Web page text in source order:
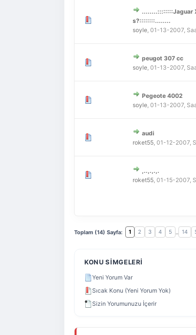
........::::::::Jaguar
s?::::::::........
soyle, 01-13-2007,
Derecelendirme:
peugot 307 cc
soyle, 01-13-2007,
Derecelendirme:
Pegeote 4002
soyle, 01-13-2007,
Derecelendirme:
audi
roket55, 01-12-2007,
Derecelendirme:
,..,.,.,.
roket55, 01-15-2007,
Derecelendirme:
Toplam (14) Sayfa: 1 2 3 4 5 .. 14
KONU SIMGELERI
Yeni Yorum Var
Sıcak Konu (Yeni Yorum Yok)
Sizin Yorumunuzu İçerir